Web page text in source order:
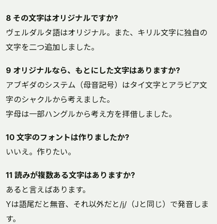
8 その文字はオリジナルですか?
ヴェルダルタ語はオリジナル。また、キリル文字に独自の
文字を二つ追加しました。
9 オリジナルなら、もとにした文字はありますか?
アブギダのシステム（母音記号）はタイ文字とアラビア文
字のシャクルから考えました。
字母は一部ハングルから考え方を拝借しました。
10 文字のフォントは作りましたか?
いいえ。作りたい。
11 読みが複数ある文字はありますか?
あると言えばあります。
Yは語尾だと無音、それ以外だと/j/（Jと同じ）で発音しま
す。